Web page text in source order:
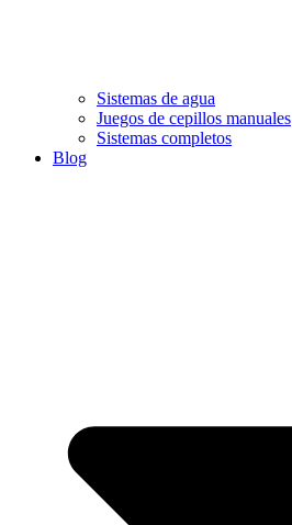
Sistemas de agua
Juegos de cepillos manuales
Sistemas completos
Blog